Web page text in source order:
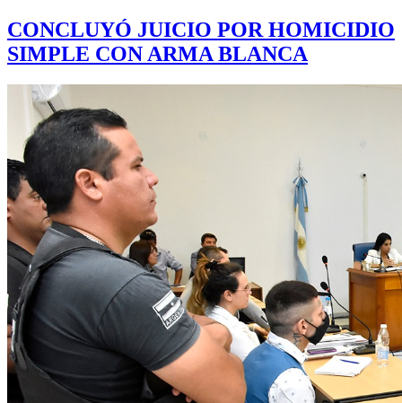
CONCLUYÓ JUICIO POR HOMICIDIO
SIMPLE CON ARMA BLANCA